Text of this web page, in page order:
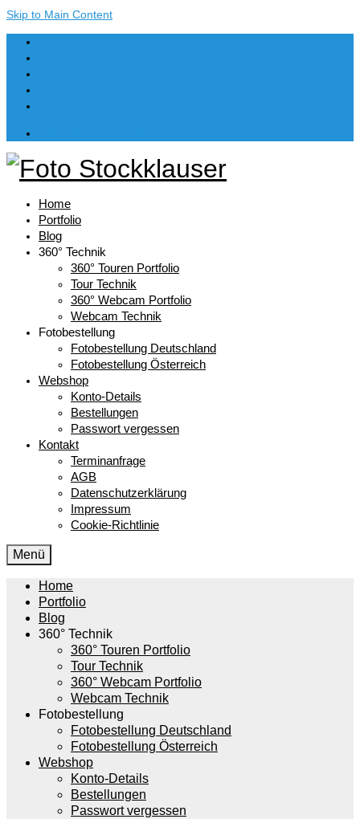
Skip to Main Content
Home
Portfolio
Blog
360° Technik
360° Touren Portfolio
Tour Technik
360° Webcam Portfolio
Webcam Technik
Fotobestellung
Fotobestellung Deutschland
Fotobestellung Österreich
Webshop
Konto-Details
Bestellungen
Passwort vergessen
Kontakt
Terminanfrage
AGB
Datenschutzerklärung
Impressum
Cookie-Richtlinie
Menü
Home
Portfolio
Blog
360° Technik
360° Touren Portfolio
Tour Technik
360° Webcam Portfolio
Webcam Technik
Fotobestellung
Fotobestellung Deutschland
Fotobestellung Österreich
Webshop
Konto-Details
Bestellungen
Passwort vergessen